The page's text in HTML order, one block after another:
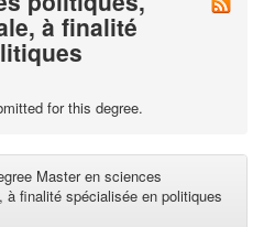
à finalité
for this degree.
Master en sciences
à finalité spécialisée en politiques